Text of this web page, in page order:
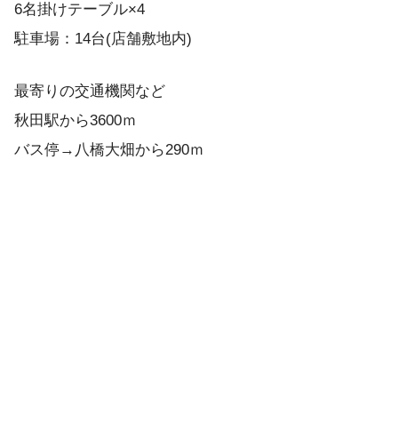
6名掛けテーブル×4
駐車場：14台(店舗敷地内)
最寄りの交通機関など
秋田駅から3600ｍ
バス停→八橋大畑から290ｍ